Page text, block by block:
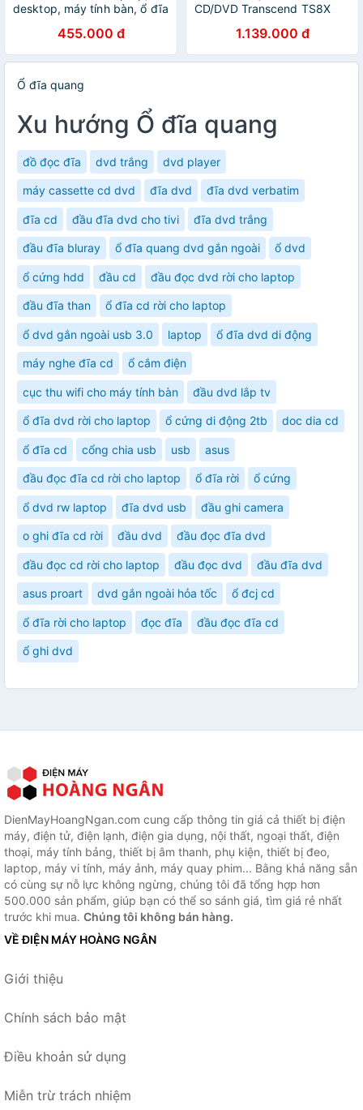
desktop, máy tính bàn, ổ đĩa
qua cổng USB hỗ trợ đọc,
ghi đĩa dvd, cd không kén
đĩa.
455.000 đ
CD/DVD Transcend TS8X
1.139.000 đ
Ổ đĩa quang
Xu hướng Ổ đĩa quang
đồ đọc đĩa dvd trắng dvd player
máy cassette cd dvd đĩa dvd đĩa dvd verbatim
đĩa cd đầu đĩa dvd cho tivi đĩa dvd trắng
đầu đĩa bluray ổ đĩa quang dvd gắn ngoài ổ dvd
ổ cứng hdd đầu cd đầu đọc dvd rời cho laptop
đầu đĩa than ổ đĩa cd rời cho laptop
ổ dvd gắn ngoài usb 3.0 laptop ổ đĩa dvd di động
máy nghe đĩa cd ổ cắm điện
cục thu wifi cho máy tính bàn đầu dvd lắp tv
ổ đĩa dvd rời cho laptop ổ cứng di động 2tb doc dia cd
ổ đĩa cd cổng chia usb usb asus
đầu đọc đĩa cd rời cho laptop ổ đĩa rời ổ cứng
ổ dvd rw laptop đĩa dvd usb đầu ghi camera
o ghi đĩa cd rời đầu dvd đầu đọc đĩa dvd
đầu đọc cd rời cho laptop đầu đọc dvd đầu đĩa dvd
asus proart dvd gắn ngoài hỏa tốc ổ đcj cd
ổ đĩa rời cho laptop đọc đĩa đầu đọc đĩa cd
ổ ghi dvd
DienMayHoangNgan.com cung cấp thông tin giá cả thiết bị điện
máy, điện tử, điện lạnh, điện gia dụng, nội thất, ngoại thất, điện
thoại, máy tính bảng, thiết bị âm thanh, phụ kiện, thiết bị đeo,
laptop, máy vi tính, máy ảnh, máy quay phim... Bằng khả năng sẵn
có cùng sự nỗ lực không ngừng, chúng tôi đã tổng hợp hơn
500.000 sản phẩm, giúp bạn có thể so sánh giá, tìm giá rẻ nhất
trước khi mua. Chúng tôi không bán hàng.
VỀ ĐIỆN MÁY HOÀNG NGÂN
Giới thiệu
Chính sách bảo mật
Điều khoản sử dụng
Miễn trừ trách nhiệm